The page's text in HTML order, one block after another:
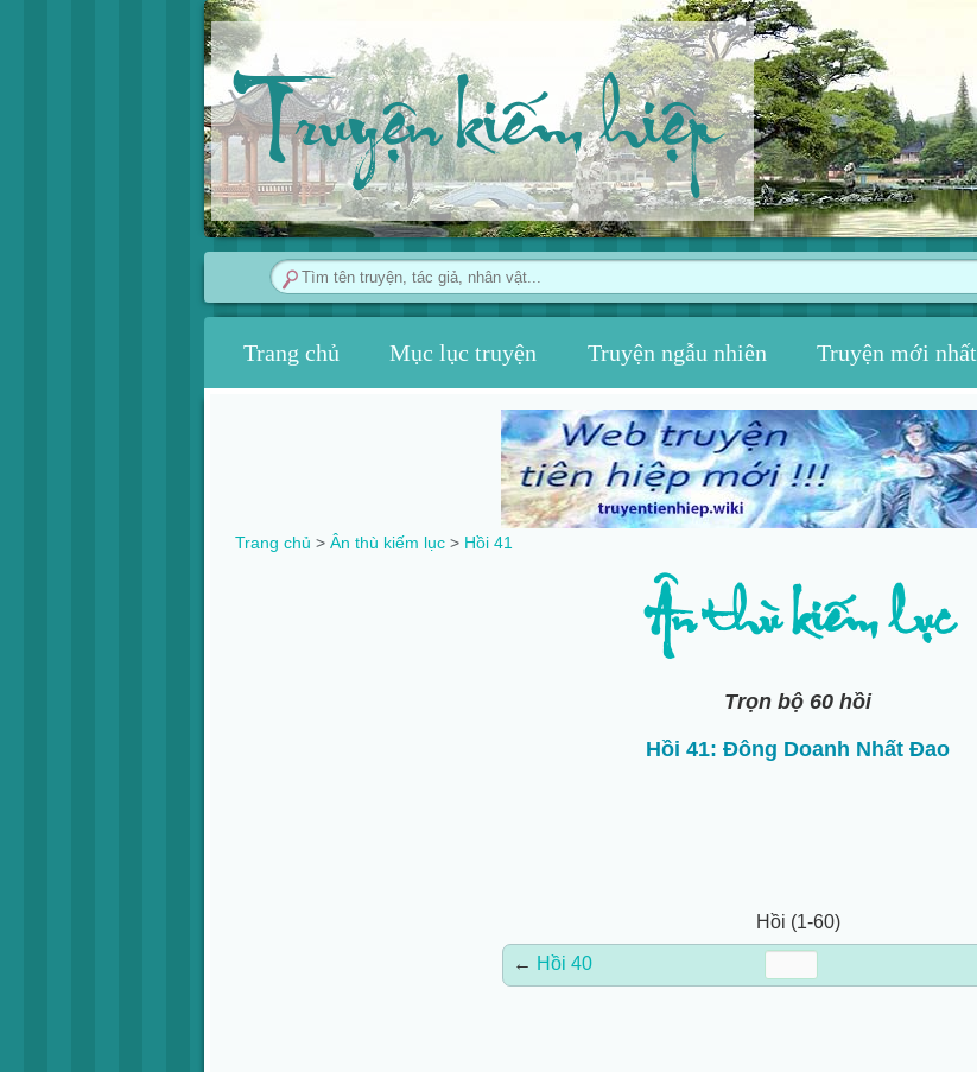
Truyện kiếm hiệp
Trang chủ Mục lục truyện Truyện ngẫu nhiên Truyện mới nhất
Trang chủ > Ân thù kiếm lục> Hồi 41
Ân thù kiếm lục
Trọn bộ 60 hồi
Hồi 41: Đông Doanh Nhất Đao
Hồi (1-60)
← Hồi 40